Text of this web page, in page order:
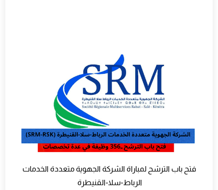
فتح باب الترشح لمباراة الشركة الجهوية متعددة الخدمات
الرباط‑سلا‑القنيطرة